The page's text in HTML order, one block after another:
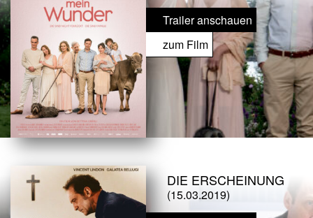
Trailer anschauen
zum Film
DIE ERSCHEINUNG
(15.03.2019)